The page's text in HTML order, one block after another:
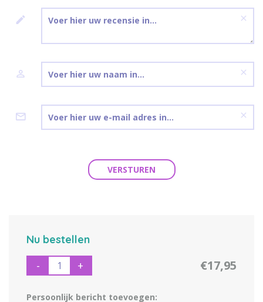
VERSTUREN
Nu bestellen
- + €17,95
Persoonlijk bericht toevoegen: